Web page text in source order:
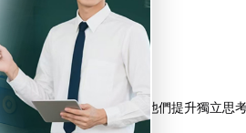
問題的理解，還能幫助他們提升獨立思考